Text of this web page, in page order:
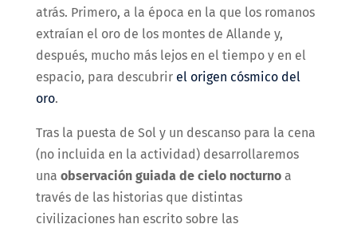
atrás. Primero, a la época en la que los romanos
extraían el oro de los montes de Allande y,
después, mucho más lejos en el tiempo y en el
espacio, para descubrir el origen cósmico del
oro.
Tras la puesta de Sol y un descanso para la cena
(no incluida en la actividad) desarrollaremos
una observación guiada de cielo nocturnoa
través de las historias que distintas
civilizaciones han escrito sobre las